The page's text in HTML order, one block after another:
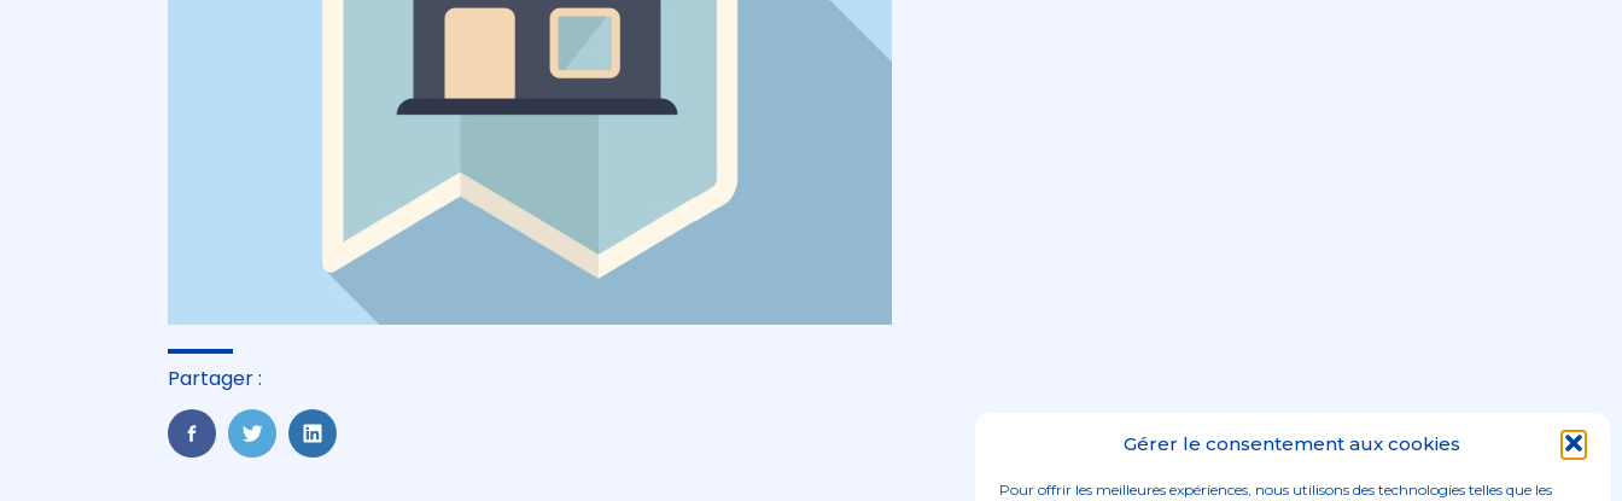
Gérer le consentement aux cookies
Pour offrir les meilleures expériences, nous utilisons des technologies telles que les
Partager :
FaceBook
TwitterLinkedIn